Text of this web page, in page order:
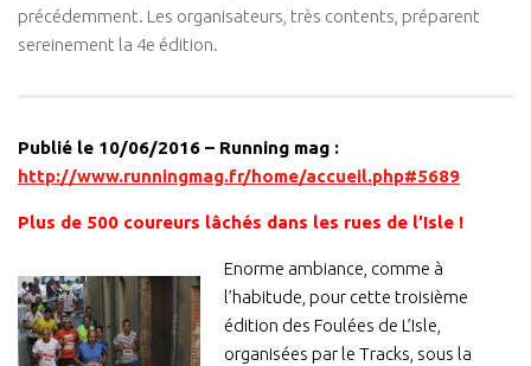
précédemment. Les organisateurs, très contents, préparent
sereinement la 4e édition.
Publié le 10/06/2016 – Running mag :
http://www.runningmag.fr/home/accueil.php#5689
Plus de 500 coureurs lâchés dans les rues de l’Isle !
Enorme ambiance, comme à
l’habitude, pour cette troisième
édition des Foulées de L’Isle,
organisées par le Tracks, sous la